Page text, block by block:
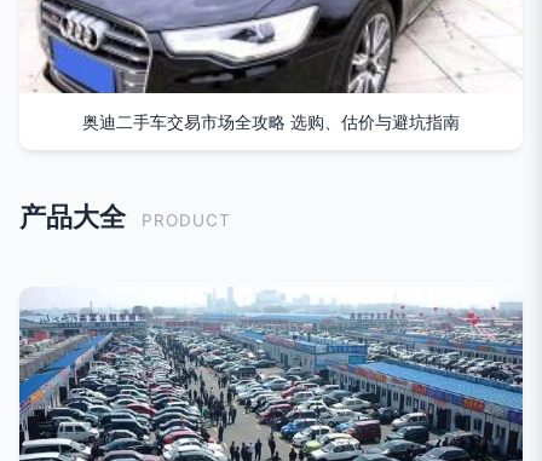
奥迪二手车交易市场全攻略 选购、估价与避坑指南
产品大全 PRODUCT